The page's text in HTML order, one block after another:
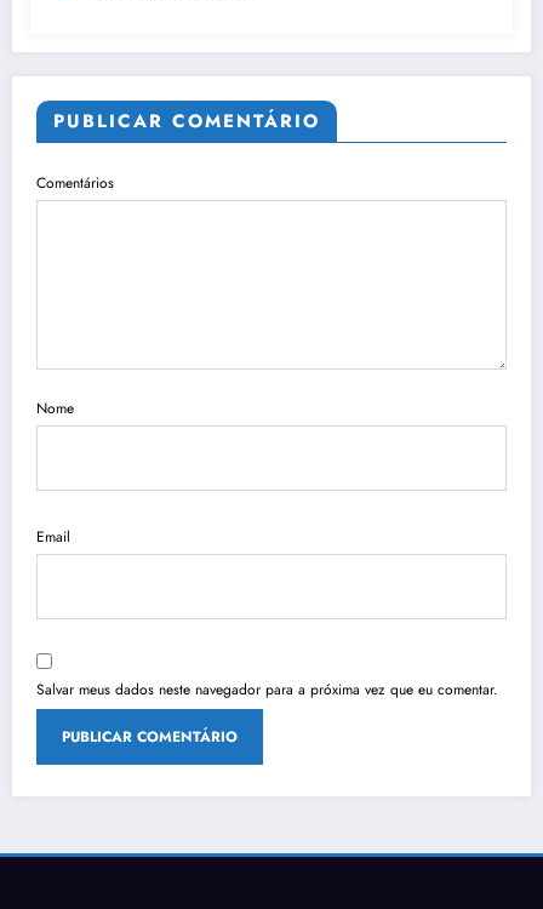
PUBLICAR COMENTÁRIO
Comentários
Nome
Email
Salvar meus dados neste navegador para a próxima vez que eu comentar.